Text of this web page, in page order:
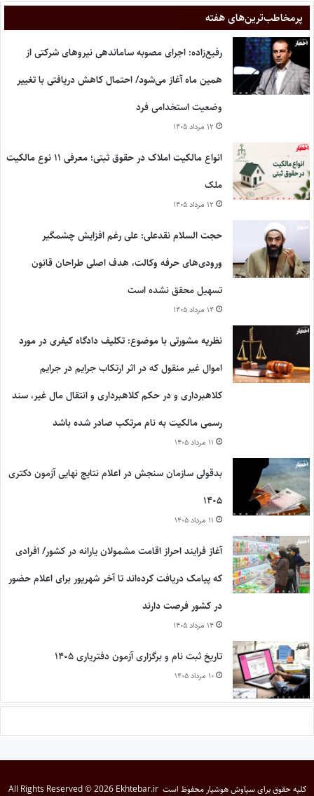
پر‌مخاطب‌ترین‌های هفته
رفیع‌زاده: اجرای مصوبه ساماندهی نیروهای شرکتی از
همین ماه آغاز می‌شود/ احتمال کاهش دریافتی با تغییر
وضعیت استخدامی فرد
۱۲ مرداد ۱۴۰۵
انواع مالکیت املاک در حقوق ثبتی؛ معرفی ۱۱ نوع مالکیت
ملک
۱۲ مرداد ۱۴۰۵
حجت السلام نقدعلی: علی رغم افزایش چشمگیر
ورودی‌های حرفه وکالت، هدف اصلی طراحان قانون
تسهیل محقق نشده است
۱۴ مرداد ۱۴۰۵
نظریه مشورتی با موضوع: تکلیف دادگاه کیفری در مورد
اموال غیر منقول که در اثر ارتکاب جرایم در جرایم
کلاهبرداری و در حکم کلاهبرداری و انتقال مال غیر، سند
رسمی مالکیت به نام مرتکب صادر شده باشد
۱۱ مرداد ۱۴۰۵
بدقولی سازمان سنجش در اعلام نتایج نهایی آزمون دکتری
۱۴۰۵
۱۱ مرداد ۱۴۰۵
آغاز فرایند احراز اقامت مشمولان یارانه در کشور/ افرادی
که پیامک دریافت کرده‌اند تا آخر شهریور برای اعلام حضور
در کشور فرصت دارند
۱۴ مرداد ۱۴۰۵
تاریخ ثبت نام و برگزاری آزمون دفتریاری ۱۴۰۵
۱۰ مرداد ۱۴۰۵
کلیه حقوق برایسیاوش هوشیار محفوظ است All Rights Reserved © 2026 Ekhtebar.ir